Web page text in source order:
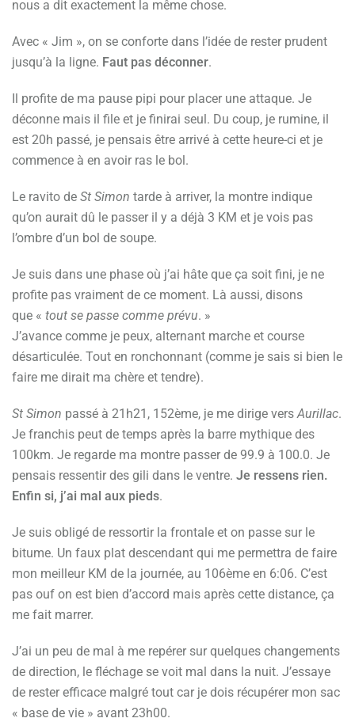
nous a dit exactement la même chose.
Avec « Jim », on se conforte dans l’idée de rester prudent
jusqu’à la ligne. Faut pas déconner.
Il profite de ma pause pipi pour placer une attaque. Je
déconne mais il file et je finirai seul. Du coup, je rumine, il
est 20h passé, je pensais être arrivé à cette heure-ci et je
commence à en avoir ras le bol.
Le ravito de St Simon tarde à arriver, la montre indique
qu’on aurait dû le passer il y a déjà 3 KM et je vois pas
l’ombre d’un bol de soupe.
Je suis dans une phase où j’ai hâte que ça soit fini, je ne
profite pas vraiment de ce moment. Là aussi, disons
que « tout se passe comme prévu. »
J’avance comme je peux, alternant marche et course
désarticulée. Tout en ronchonnant (comme je sais si bien le
faire me dirait ma chère et tendre).
St Simon passé à 21h21, 152ème, je me dirige versAurillac.
Je franchis peut de temps après la barre mythique des
100km. Je regarde ma montre passer de 99.9 à 100.0. Je
pensais ressentir des gili dans le ventre. Je ressens rien.
Enfin si, j’ai mal aux pieds.
Je suis obligé de ressortir la frontale et on passe sur le
bitume. Un faux plat descendant qui me permettra de faire
mon meilleur KM de la journée, au 106ème en 6:06. C’est
pas ouf on est bien d’accord mais après cette distance, ça
me fait marrer.
J’ai un peu de mal à me repérer sur quelques changements
de direction, le fléchage se voit mal dans la nuit. J’essaye
de rester efficace malgré tout car je dois récupérer mon sac
« base de vie » avant 23h00.